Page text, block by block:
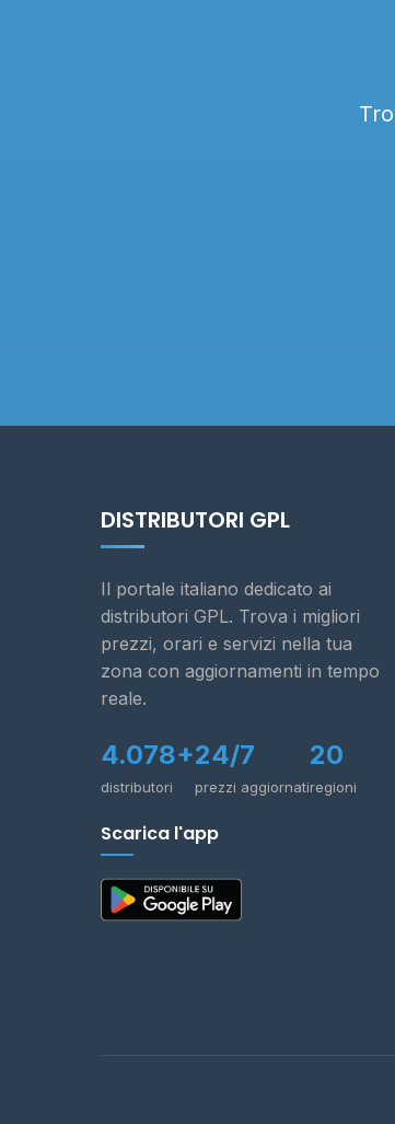
DISTRIBUTORI GPL
Il portale italiano dedicato ai
distributori GPL. Trova i migliori
prezzi, orari e servizi nella tua
zona con aggiornamenti in tempo
reale.
4.078+
distributori
24/7
prezzi aggiornati
20
regioni
Scarica l'app